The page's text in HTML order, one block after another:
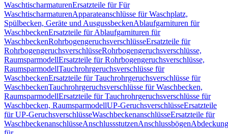
WaschtischarmaturenErsatzteile für Für
WaschtischarmaturenApparateanschlüsse für Waschplatz,
Spülbecken, Geräte und AusgussbeckenAblaufgarnituren für
WaschbeckenErsatzteile für Ablaufgarnituren für
WaschbeckenRohrbogengeruchsverschlüsseErsatzteile für
RohrbogengeruchsverschlüsseRohrbogengeruchsverschlüsse,
RaumsparmodellErsatzteile für Rohrbogengeruchsverschlüsse,
RaumsparmodellTauchrohrgeruchsverschlüsse für
WaschbeckenErsatzteile für Tauchrohrgeruchsverschlüsse für
WaschbeckenTauchrohrgeruchsverschlüsse für Waschbecken,
RaumsparmodellErsatzteile für Tauchrohrgeruchsverschlüsse für
Waschbecken, RaumsparmodellUP-GeruchsverschlüsseErsatzteile
für UP-GeruchsverschlüsseWaschbeckenanschlüsseErsatzteile für
WaschbeckenanschlüsseAnschlussstutzenAnschlussbögen